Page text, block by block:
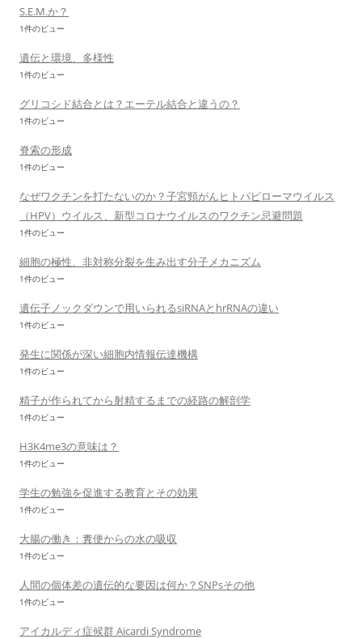
S.E.M.か？
1件のビュー
遺伝と環境、多様性
1件のビュー
グリコシド結合とは？エーテル結合と違うの？
1件のビュー
脊索の形成
1件のビュー
なぜワクチンを打たないのか？子宮頸がんヒトパピローマウイルス
（HPV）ウイルス、新型コロナウイルスのワクチン忌避問題
1件のビュー
細胞の極性、非対称分裂を生み出す分子メカニズム
1件のビュー
遺伝子ノックダウンで用いられるsiRNAとhrRNAの違い
1件のビュー
発生に関係が深い細胞内情報伝達機構
1件のビュー
精子が作られてから射精するまでの経路の解剖学
1件のビュー
H3K4me3の意味は？
1件のビュー
学生の勉強を促進する教育とその効果
1件のビュー
大腸の働き：糞便からの水の吸収
1件のビュー
人間の個体差の遺伝的な要因は何か？SNPsその他
1件のビュー
アイカルディ症候群 Aicardi Syndrome